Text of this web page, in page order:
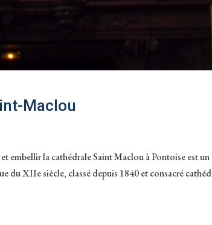
Maclou
embellir la cathédrale Saint Maclou à Pontoise est un
du XIIe siècle, classé depuis 1840 et consacré